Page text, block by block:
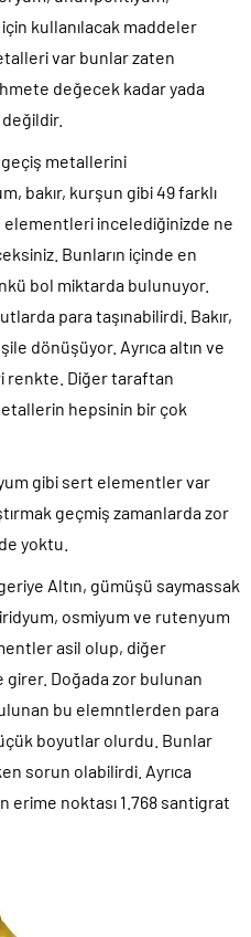
kullanılacak maddeler
var bunlar zaten
değecek kadar yada
metallerini
bakır, kurşun gibi 49 farklı
incelediğinizde ne
Bunların içinde en
bol miktarda bulunuyor.
para taşınabilirdi. Bakır,
dönüşüyor. Ayrıca altın ve
renkte. Diğer taraftan
hepsinin bir çok
gibi sert elementler var
geçmiş zamanlarda zor
yoktu.
Altın, gümüşü saymassak
osmiyum ve rutenyum
asil olup, diğer
Doğada zor bulunan
bu elemntlerden para
boyutlar olurdu. Bunlar
sorun olabilirdi. Ayrıca
erime noktası 1.768 santigrat